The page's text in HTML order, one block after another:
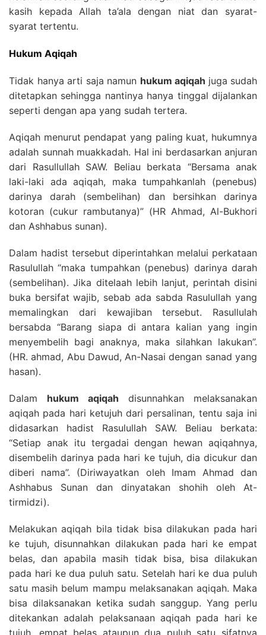
kasih kepada Allah ta’ala dengan niat dan syarat-
syarat tertentu.
Hukum Aqiqah
Tidak hanya arti saja namun hukum aqiqah juga sudah
ditetapkan sehingga nantinya hanya tinggal dijalankan
seperti dengan apa yang sudah tertera.
Aqiqah menurut pendapat yang paling kuat, hukumnya
adalah sunnah muakkadah. Hal ini berdasarkan anjuran
dari Rasullullah SAW. Beliau berkata “Bersama anak
laki-laki ada aqiqah, maka tumpahkanlah (penebus)
darinya darah (sembelihan) dan bersihkan darinya
kotoran (cukur rambutanya)” (HR Ahmad, Al-Bukhori
dan Ashhabus sunan).
Dalam hadist tersebut diperintahkan melalui perkataan
Rasulullah “maka tumpahkan (penebus) darinya darah
(sembelihan). Jika ditelaah lebih lanjut, perintah disini
buka bersifat wajib, sebab ada sabda Rasulullah yang
memalingkan dari kewajiban tersebut. Rasullulah
bersabda “Barang siapa di antara kalian yang ingin
menyembelih bagi anaknya, maka silahkan lakukan”.
(HR. ahmad, Abu Dawud, An-Nasai dengan sanad yang
hasan).
Dalam hukum aqiqah disunnahkan melaksanakan
aqiqah pada hari ketujuh dari persalinan, tentu saja ini
didasarkan hadist Rasulullah SAW. Beliau berkata:
“Setiap anak itu tergadai dengan hewan aqiqahnya,
disembelih darinya pada hari ke tujuh, dia dicukur dan
diberi nama”. (Diriwayatkan oleh Imam Ahmad dan
Ashhabus Sunan dan dinyatakan shohih oleh At-
tirmidzi).
Melakukan aqiqah bila tidak bisa dilakukan pada hari
ke tujuh, disunnahkan dilakukan pada hari ke empat
belas, dan apabila masih tidak bisa, bisa dilakukan
pada hari ke dua puluh satu. Setelah hari ke dua puluh
satu masih belum mampu melaksanakan aqiqah. Maka
bisa dilaksanakan ketika sudah sanggup. Yang perlu
ditekankan adalah pelaksanaan aqiqah pada hari ke